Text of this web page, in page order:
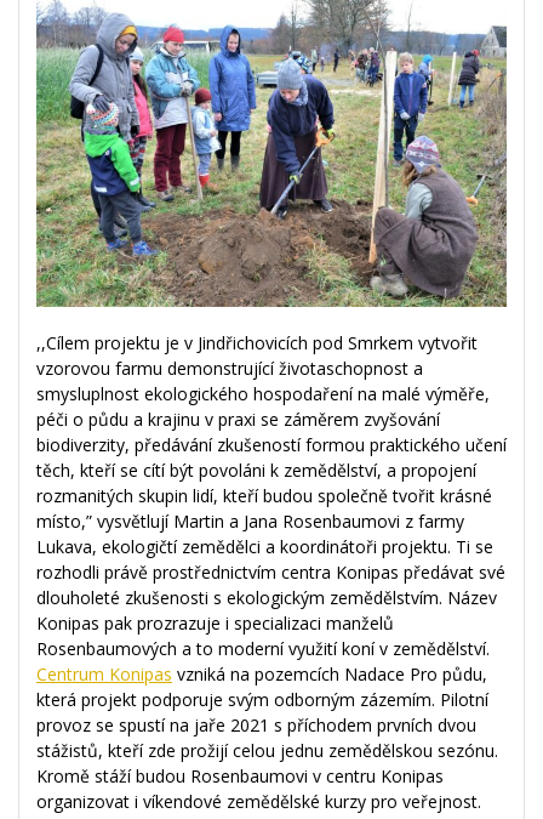
,,Cílem projektu je v Jindřichovicích pod Smrkem vytvořit
vzorovou farmu demonstrující životaschopnost a
smysluplnost ekologického hospodaření na malé výměře,
péči o půdu a krajinu v praxi se záměrem zvyšování
biodiverzity, předávání zkušeností formou praktického učení
těch, kteří se cítí být povoláni k zemědělství, a propojení
rozmanitých skupin lidí, kteří budou společně tvořit krásné
místo,” vysvětlují Martin a Jana Rosenbaumovi z farmy
Lukava, ekologičtí zemědělci a koordinátoři projektu. Ti se
rozhodli právě prostřednictvím centra Konipas předávat své
dlouholeté zkušenosti s ekologickým zemědělstvím. Název
Konipas pak prozrazuje i specializaci manželů
Rosenbaumových a to moderní využití koní v zemědělství.
Centrum Konipas vzniká na pozemcích Nadace Pro půdu,
která projekt podporuje svým odborným zázemím. Pilotní
provoz se spustí na jaře 2021 s příchodem prvních dvou
stážistů, kteří zde prožijí celou jednu zemědělskou sezónu.
Kromě stáží budou Rosenbaumovi v centru Konipas
organizovat i víkendové zemědělské kurzy pro veřejnost.